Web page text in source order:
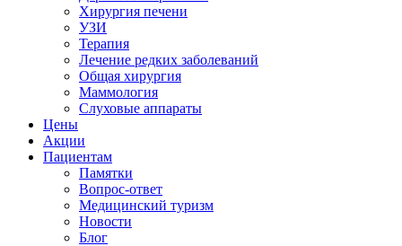
Хирургия печени
УЗИ
Терапия
Лечение редких заболеваний
Общая хирургия
Маммология
Слуховые аппараты
Цены
Акции
Пациентам
Памятки
Вопрос-ответ
Медицинский туризм
Новости
Блог